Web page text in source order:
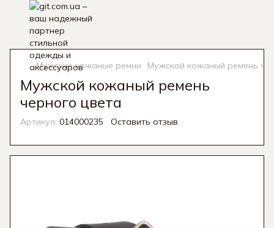
Мужские кожаные ремни Мужской кожаный ремень
Мужской кожаный ремень
черного цвета
Артикул: 014000235 Оставить отзыв